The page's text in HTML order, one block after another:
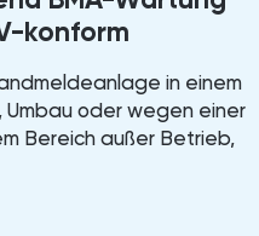
konform
in einem
Umbau oder wegen einer
Bereich außer Betrieb,